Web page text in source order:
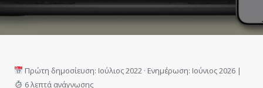
Πρώτη δημοσίευση: Ιούλιος 2022 · Ενημέρωση: Ιούνιος 2026 |
6 λεπτά ανάγνωσης